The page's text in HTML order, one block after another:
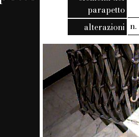
parapetto
alterazioni n.